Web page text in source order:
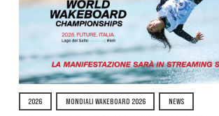
2026 MONDIALI WAKEBOARD 2026 NEWS